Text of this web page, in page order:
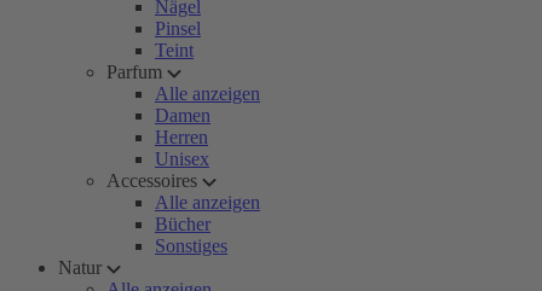
Nägel
Pinsel
Teint
Parfum
Alle anzeigen
Damen
Herren
Unisex
Accessoires
Alle anzeigen
Bücher
Sonstiges
Natur